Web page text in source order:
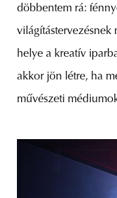
döbbentem rá:
világítástervezésnek
helye a kreatív
akkor jön létre, ha
művészeti